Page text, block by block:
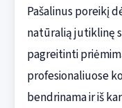
Pašalinus poreikį
natūralią jutiklinę
pagreitinti
profesionaliuose
bendrinama ir iš